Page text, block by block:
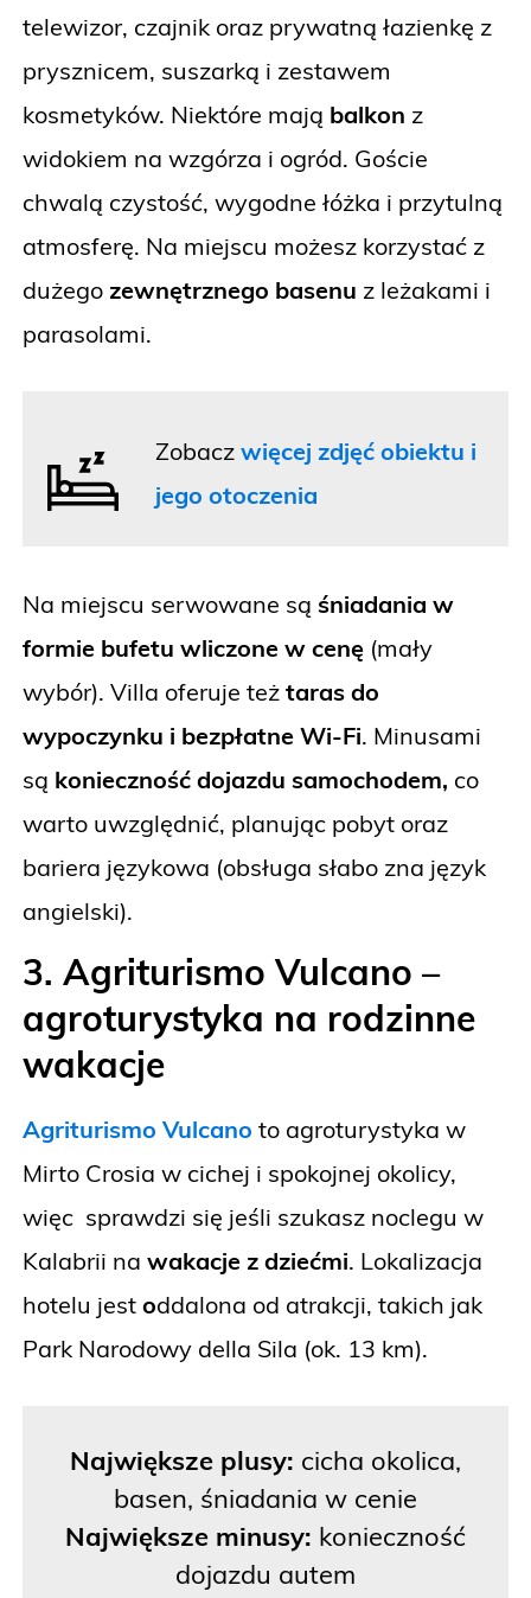
telewizor, czajnik oraz prywatną łazienkę z
prysznicem, suszarką i zestawem
kosmetyków. Niektóre mają balkon z
widokiem na wzgórza i ogród. Goście
chwalą czystość, wygodne łóżka i przytulną
atmosferę. Na miejscu możesz korzystać z
dużego zewnętrznego basenu z leżakami i
parasolami.
Zobaczwięcej zdjęć obiektu i
jego otoczenia
Na miejscu serwowane są śniadania w
formie bufetu wliczone w cenę (mały
wybór). Villa oferuje też taras do
wypoczynku i bezpłatne Wi-Fi. Minusami
są konieczność dojazdu samochodem, co
warto uwzględnić, planując pobyt oraz
bariera językowa (obsługa słabo zna język
angielski).
3. Agriturismo Vulcano –
agroturystyka na rodzinne
wakacje
Agriturismo Vulcano to agroturystyka w
Mirto Crosia w cichej i spokojnej okolicy,
więc sprawdzi się jeśli szukasz noclegu w
Kalabrii na wakacje z dziećmi. Lokalizacja
hotelu jest oddalona od atrakcji, takich jak
Park Narodowy della Sila (ok. 13 km).
Największe plusy: cicha okolica,
basen, śniadania w cenie
Największe minusy: konieczność
dojazdu autem